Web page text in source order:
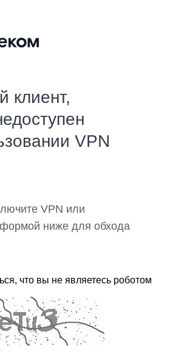
клиент,
VPN
VPN или
формой ниже для обхода
что вы не являетесь роботом